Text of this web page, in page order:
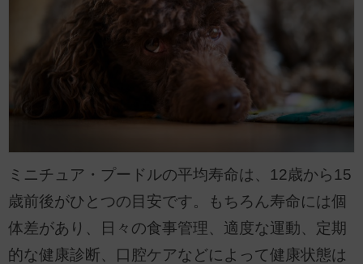
ミニチュア・プードルの平均寿命は、12歳から15
歳前後がひとつの目安です。もちろん寿命には個
体差があり、日々の食事管理、適度な運動、定期
的な健康診断、口腔ケアなどによって健康状態は